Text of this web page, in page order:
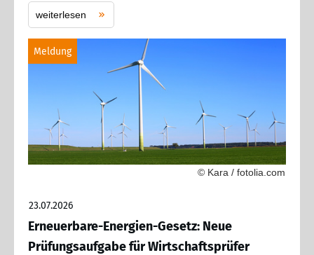
weiterlesen
Meldung
© Kara / fotolia.com
23.07.2026
Erneuerbare-Energien-Gesetz: Neue
Prüfungsaufgabe für Wirtschaftsprüfer